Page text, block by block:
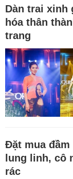
Dàn trai xinh
hóa thân
trang
Đặt mua
lung linh, cô
rác